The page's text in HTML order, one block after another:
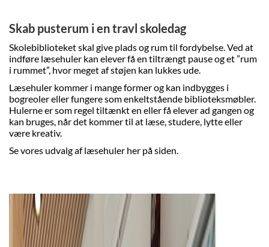
8
5
Kontakt os
Skab pusterum i en travl skoledag
Skolebiblioteket skal give plads og rum til fordybelse. Ved at
indføre læsehuler kan elever få en tiltrængt pause og et ”rum
i rummet”, hvor meget af støjen kan lukkes ude.
Læsehuler kommer i mange former og kan indbygges i
bogreoler eller fungere som enkeltstående biblioteksmøbler.
Hulerne er som regel tiltænkt en eller få elever ad gangen og
kan bruges, når det kommer til at læse, studere, lytte eller
være kreativ.
Se vores udvalg af læsehuler her på siden.